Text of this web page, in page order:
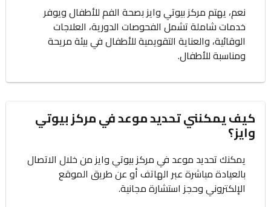
نعم، يهتم مركز بيوتي وايز بصحة الفم للأطفال ويوفر
خدمات شاملة تشمل الفحوصات الدورية، العلاجات
الوقائية، والعناية التقويمية للأطفال في بيئة مريحة
ومناسبة للأطفال.
كيف يمكنني تحديد موعد في مركز بيوتي
وايز؟
يمكنك تحديد موعد في مركز بيوتي وايز من خلال الاتصال
بالعيادة مباشرة عبر الهاتف أو عن طريق الموقع
الإلكتروني وحجز استشارة مجانية.